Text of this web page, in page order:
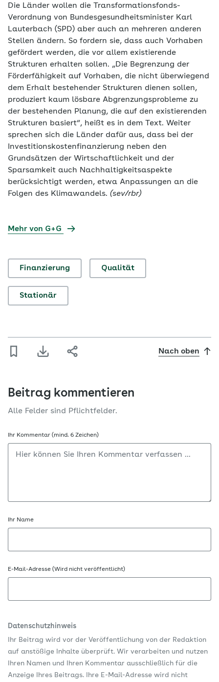
Die Länder wollen die Transformationsfonds-
Verordnung von Bundesgesundheitsminister Karl
Lauterbach (SPD) aber auch an mehreren anderen
Stellen ändern. So fordern sie, dass auch Vorhaben
gefördert werden, die vor allem existierende
Strukturen erhalten sollen. „Die Begrenzung der
Förderfähigkeit auf Vorhaben, die nicht überwiegend
dem Erhalt bestehender Strukturen dienen sollen,
produziert kaum lösbare Abgrenzungsprobleme zu
der bestehenden Planung, die auf den existierenden
Strukturen basiert“, heißt es in dem Text. Weiter
sprechen sich die Länder dafür aus, dass bei der
Investitionskostenfinanzierung neben den
Grundsätzen der Wirtschaftlichkeit und der
Sparsamkeit auch Nachhaltigkeitsaspekte
berücksichtigt werden, etwa Anpassungen an die
Folgen des Klimawandels. (sev/rbr)
Mehr von G+G
Finanzierung Qualität
Stationär
Nach oben
Beitrag kommentieren
Alle Felder sind Pflichtfelder.
Ihr Kommentar (mind. 6 Zeichen)
Ihr Name
E-Mail-Adresse (Wird nicht veröffentlicht)
Datenschutzhinweis
Ihr Beitrag wird vor der Veröffentlichung von der Redaktion
auf anstößige Inhalte überprüft. Wir verarbeiten und nutzen
Ihren Namen und Ihren Kommentar ausschließlich für die
Anzeige Ihres Beitrags. Ihre E-Mail-Adresse wird nicht